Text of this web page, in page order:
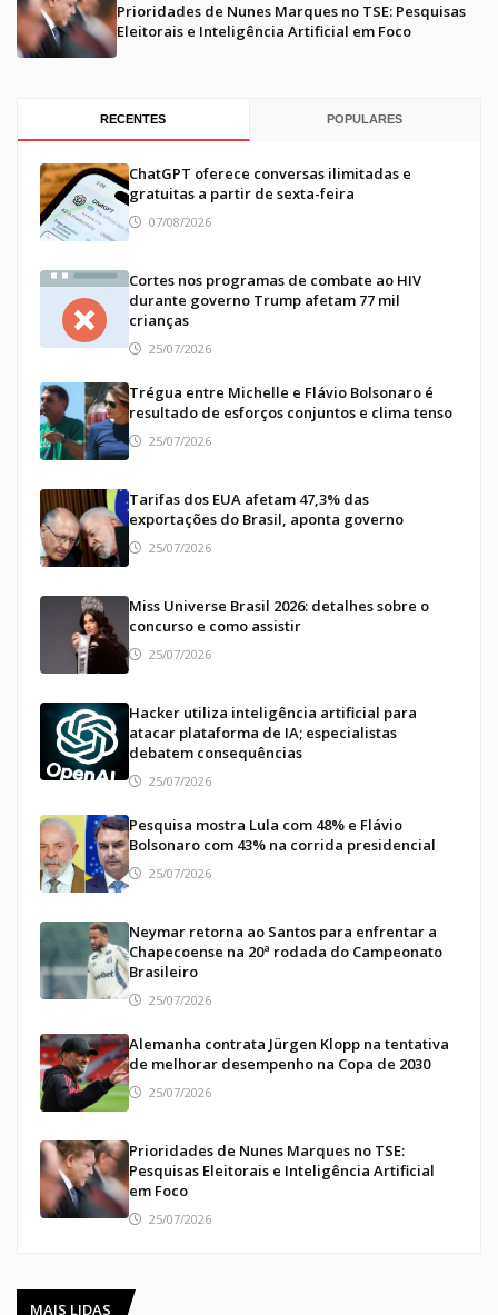
Prioridades de Nunes Marques no TSE: Pesquisas
Eleitorais e Inteligência Artificial em Foco
RECENTES POPULARES
ChatGPT oferece conversas ilimitadas e
gratuitas a partir de sexta-feira
07/08/2026
Cortes nos programas de combate ao HIV
durante governo Trump afetam 77 mil
crianças
25/07/2026
Trégua entre Michelle e Flávio Bolsonaro é
resultado de esforços conjuntos e clima tenso
25/07/2026
Tarifas dos EUA afetam 47,3% das
exportações do Brasil, aponta governo
25/07/2026
Miss Universe Brasil 2026: detalhes sobre o
concurso e como assistir
25/07/2026
Hacker utiliza inteligência artificial para
atacar plataforma de IA; especialistas
debatem consequências
25/07/2026
Pesquisa mostra Lula com 48% e Flávio
Bolsonaro com 43% na corrida presidencial
25/07/2026
Neymar retorna ao Santos para enfrentar a
Chapecoense na 20ª rodada do Campeonato
Brasileiro
25/07/2026
Alemanha contrata Jürgen Klopp na tentativa
de melhorar desempenho na Copa de 2030
25/07/2026
Prioridades de Nunes Marques no TSE:
Pesquisas Eleitorais e Inteligência Artificial
em Foco
25/07/2026
MAIS LIDAS